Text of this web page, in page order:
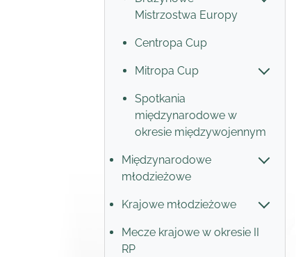
Mistrzostwa Europy
Centropa Cup
Mitropa Cup
Spotkania
międzynarodowe w
okresie międzywojennym
Międzynarodowe
młodzieżowe
Krajowe młodzieżowe
Mecze krajowe w okresie II
RP